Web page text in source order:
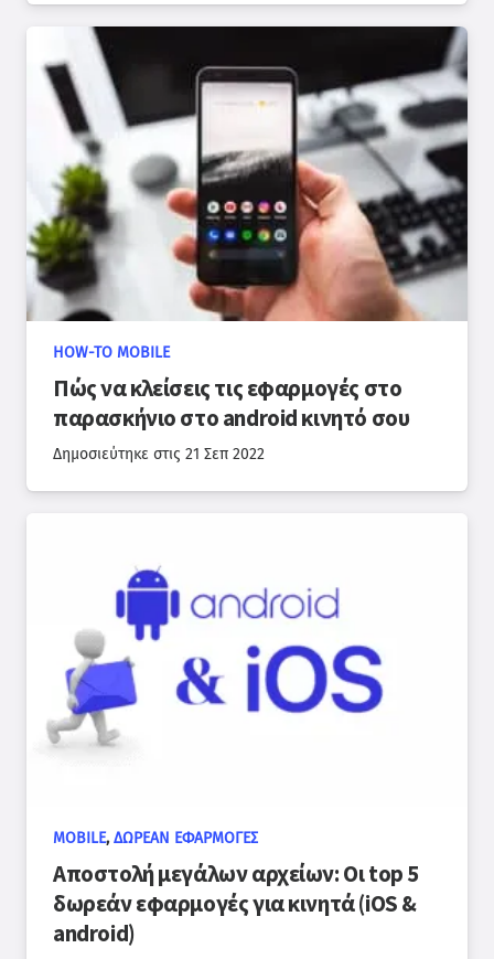
HOW-TO MOBILE
Πώς να κλείσεις τις εφαρμογές στο
παρασκήνιο στο android κινητό σου
Δημοσιεύτηκε στις 21 Σεπ 2022
MOBILE,ΔΩΡΕΆΝ ΕΦΑΡΜΟΓΈΣ
Αποστολή μεγάλων αρχείων: Οι top 5
δωρεάν εφαρμογές για κινητά (iOS &
android)